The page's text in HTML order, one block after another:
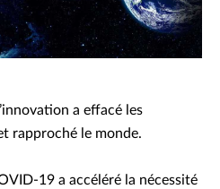
a effacé les
rapproché le monde.
19 a accéléré la nécessité